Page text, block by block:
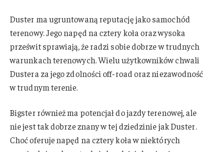
Duster ma ugruntowaną reputację jako samochód
terenowy. Jego napęd na cztery koła oraz wysoka
prześwit sprawiają, że radzi sobie dobrze w trudnych
warunkach terenowych. Wielu użytkowników chwali
Dustera za jego zdolności off-road oraz niezawodność
w trudnym terenie.
Bigster również ma potencjał do jazdy terenowej, ale
nie jest tak dobrze znany w tej dziedzinie jak Duster.
Choć oferuje napęd na cztery koła w niektórych